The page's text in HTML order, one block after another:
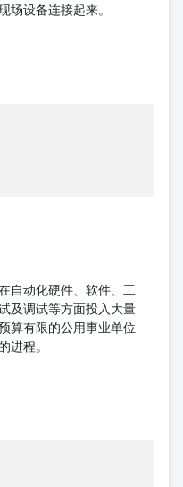
场设备连接起来。
自动化硬件、软件、工
及调试等方面投入大量
算有限的公用事业单位
进程。